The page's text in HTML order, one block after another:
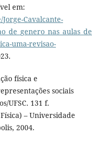
em:
Cavalcante-
uma-revisao-
física e
sociais
UFSC. 131 f.
– Universidade
2004.